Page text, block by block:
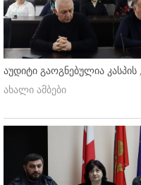
აუდიტი გაოგნებულია
ახალი ამბები